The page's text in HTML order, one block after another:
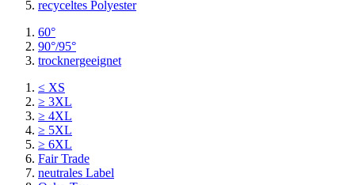
recyceltes Polyester
60°
90°/95°
trocknergeeignet
≤ XS
≥ 3XL
≥ 4XL
≥ 5XL
≥ 6XL
Fair Trade
neutrales Label